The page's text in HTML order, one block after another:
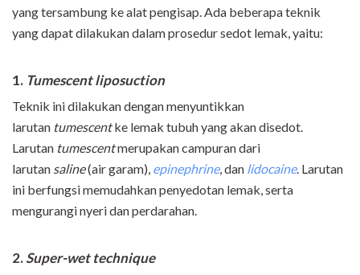
yang tersambung ke alat pengisap. Ada beberapa teknik
yang dapat dilakukan dalam prosedur sedot lemak, yaitu:
1. Tumescent liposuction
Teknik ini dilakukan dengan menyuntikkan
larutan tumescentke lemak tubuh yang akan disedot.
Larutan tumescentmerupakan campuran dari
larutan saline(air garam), epinephrine, dan lidocaine. Larutan
ini berfungsi memudahkan penyedotan lemak, serta
mengurangi nyeri dan perdarahan.
2.Super-wet technique